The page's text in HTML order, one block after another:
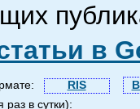
в
RIS
раз в сутки):